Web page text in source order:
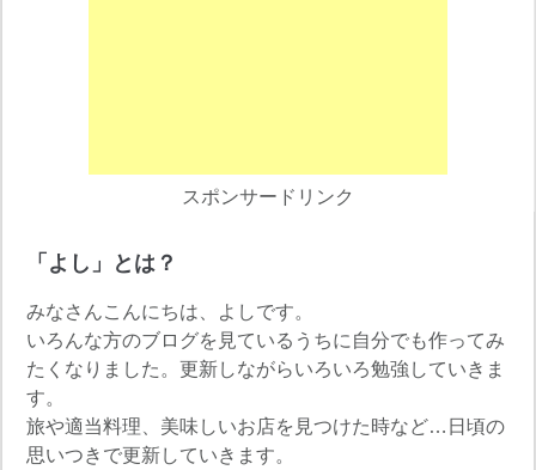
スポンサードリンク
「よし」とは？
みなさんこんにちは、よしです。
いろんな方のブログを見ているうちに自分でも作ってみ
たくなりました。更新しながらいろいろ勉強していきま
す。
旅や適当料理、美味しいお店を見つけた時など…日頃の
思いつきで更新していきます。